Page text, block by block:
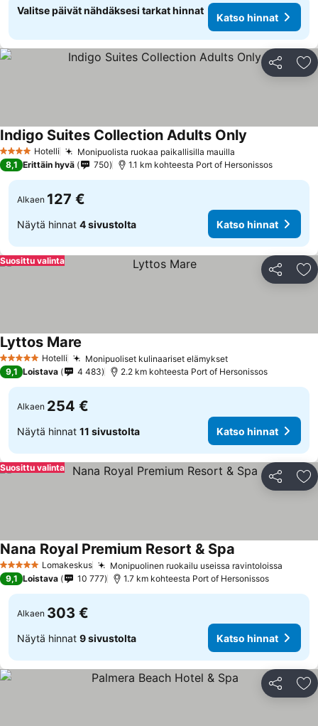
Valitse päivät nähdäksesi tarkat hinnat
Katso hinnat
Jaa
4 Tähtiluokitus
Hotelli Monipuolista ruokaa paikallisilla mauilla
Indigo Suites Collection Adults Only
8,1 Erittäin hyvä 750 1.1 km kohteesta Port of Hersonissos
Alkaen 127 €
Näytä hinnat 4 sivustolta Katso hinnat
Jaa
Suosittu valinta
5 Tähtiluokitus
Hotelli Monipuoliset kulinaariset elämykset
Lyttos Mare
9,1 Loistava 4 483 2.2 km kohteesta Port of Hersonissos
Alkaen 254 €
Näytä hinnat 11 sivustolta Katso hinnat
Jaa
Suosittu valinta
5 TähtiluokitusLomakeskus Monipuolinen ruokailu useissa ravintoloissa
Nana Royal Premium Resort & Spa
9,1 Loistava 10 777 1.7 km kohteesta Port of Hersonissos
Alkaen 303 €
Näytä hinnat 9 sivustolta Katso hinnat
Jaa